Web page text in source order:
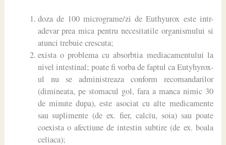
doza de 100 micrograme/zi de Euthyurox este intr-
adevar prea mica pentru necesitatile organismului si
atunci trebuie crescuta;
exista o problema cu absorbtia mediacamentului la
nivel intestinal; poate fi vorba de faptul ca Eutyhyrox-
ul nu se administreaza conform recomandarilor
(dimineata, pe stomacul gol, fara a manca nimic 30
de minute dupa), este asociat cu alte medicamente
sau suplimente (de ex. fier, calciu, soia) sau poate
coexista o afectiune de intestin subtire (de ex. boala
celiaca);